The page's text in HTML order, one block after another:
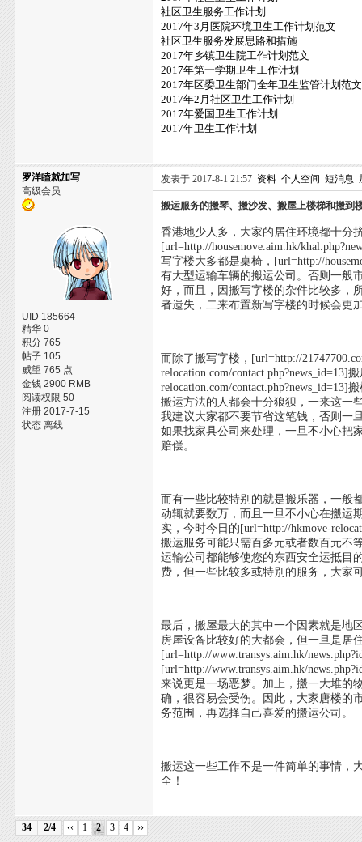
社区卫生服务工作计划
2017年3月医院环境卫生工作计划范文
社区卫生服务发展思路和措施
2017年乡镇卫生院工作计划范文
2017年第一学期卫生工作计划
2017年区委卫生部门全年卫生监管计划范文
2017年2月社区卫生工作计划
2017年爱国卫生工作计划
2017年卫生工作计划
罗洋瞌就加写
高级会员
UID 185664
精华 0
积分 765
帖子 105
威望 765 点
金钱 2900 RMB
阅读权限 50
注册 2017-7-15
状态 离线
发表于 2017-8-1 21:57 资料 个人空间 短消息
搬运服务的搬琴、搬沙发、搬屋上楼梯和搬到
香港地少人多，大家的居住环境都十分
[url=http://housemove.aim.hk/
写字楼大多都是桌椅，[url=http://
有大型运输车辆的搬运公司。否则一般
好，而且，因搬写字楼的杂件比较多，
者遗失，二来布置新写字楼的时候会更
而除了搬写字楼，[url=http://
relocation.com/
relocation.com/
搬运方法的人都会十分狼狈，一来这一
我建议大家都不要节省这笔钱，否则一
如果找家具公司来处理，一旦不小心把
赔偿。
而有一些比较特别的就是搬乐器，一般
动辄就要数万，而且一旦不小心在搬运
实，今时今日的[url=http://hkmove-
搬运服务可能只需百多元或者数百元不
运输公司都能够使您的东西安全运抵目
费，但一些比较多或特别的服务，大家
最后，搬屋最大的其中一个因素就是地
房屋设备比较好的大都会，但一旦是居
[url=http://www.transys.aim.hk/
[url=http://www.transys.aim.hk/
来说更是一场恶梦。加上，搬一大堆的
确，很容易会受伤。因此，大家唐楼的
务范围，再选择自己喜爱的搬运公司。
搬运这一些工作不是一件简单的事情，
全！
34 2/4 ‹‹ 1 2 3 4 ››